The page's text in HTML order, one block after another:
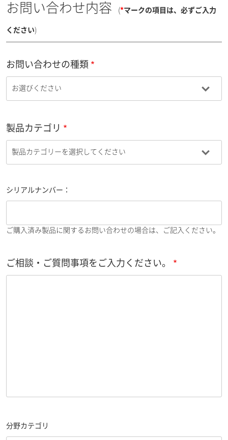
お問い合わせ内容 (*マークの項目は、必ずご入力
ください)
お問い合わせの種類
製品カテゴリ
シリアルナンバー：
ご購入済み製品に関するお問い合わせの場合は、ご記入ください。
ご相談・ご質問事項をご入力ください。
分野カテゴリ